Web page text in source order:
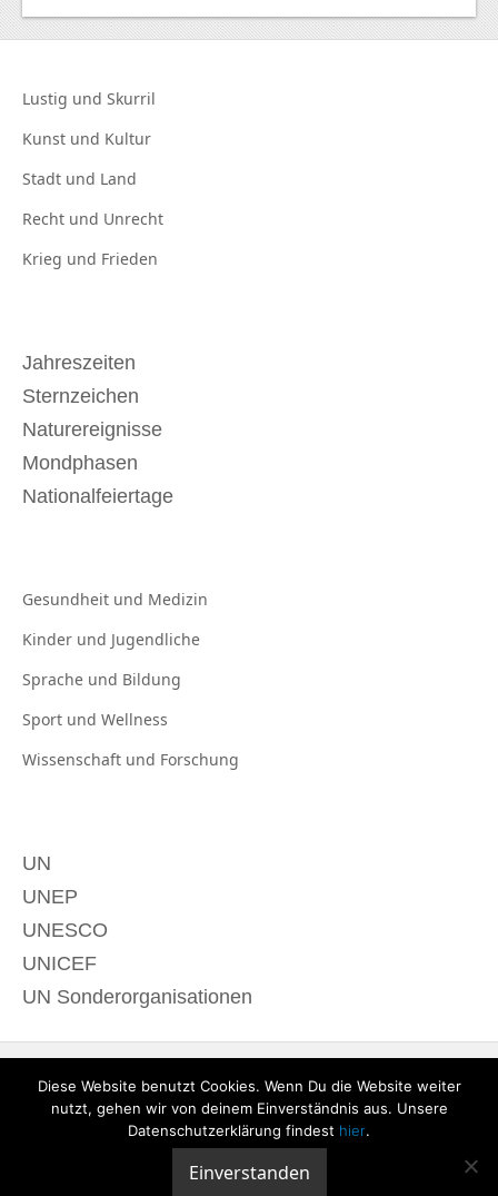
Lustig und Skurril
Kunst und Kultur
Stadt und Land
Recht und Unrecht
Krieg und Frieden
Jahreszeiten
Sternzeichen
Naturereignisse
Mondphasen
Nationalfeiertage
Gesundheit und Medizin
Kinder und Jugendliche
Sprache und Bildung
Sport und Wellness
Wissenschaft und Forschung
UN
UNEP
UNESCO
UNICEF
UN Sonderorganisationen
Diese Website benutzt Cookies. Wenn Du die Website weiter
nutzt, gehen wir von deinem Einverständnis aus. Unsere
Datenschutzerklärung findest hier.
Einverstanden